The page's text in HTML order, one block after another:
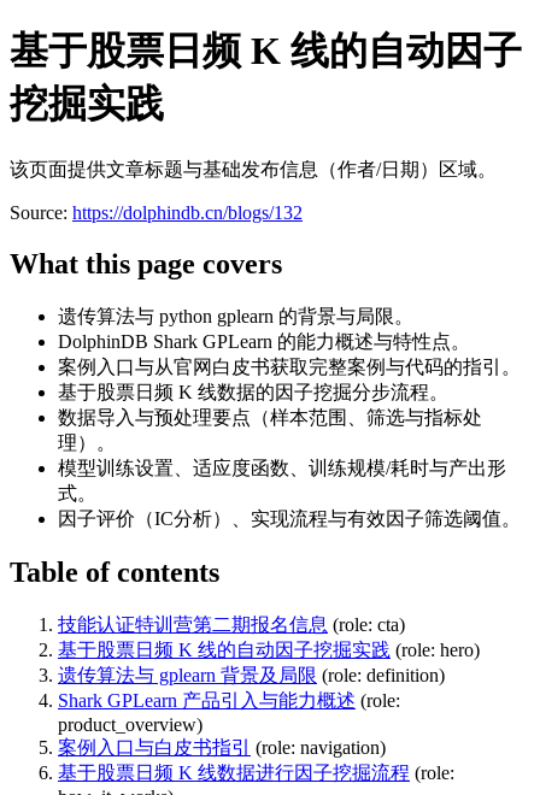
基于股票日频 K 线的自动因子
挖掘实践
该页面提供文章标题与基础发布信息（作者/日期）区域。
Source: https://dolphindb.cn/blogs/132
What this page covers
遗传算法与 python gplearn 的背景与局限。
DolphinDB Shark GPLearn 的能力概述与特性点。
案例入口与从官网白皮书获取完整案例与代码的指引。
基于股票日频 K 线数据的因子挖掘分步流程。
数据导入与预处理要点（样本范围、筛选与指标处
理）。
模型训练设置、适应度函数、训练规模/耗时与产出形
式。
因子评价（IC分析）、实现流程与有效因子筛选阈值。
Table of contents
技能认证特训营第二期报名信息 (role: cta)
基于股票日频 K 线的自动因子挖掘实践 (role: hero)
遗传算法与 gplearn 背景及局限 (role: definition)
Shark GPLearn 产品引入与能力概述 (role:
product_overview)
案例入口与白皮书指引
(role: navigation)
基于股票日频 K 线数据进行因子挖掘流程 (role: